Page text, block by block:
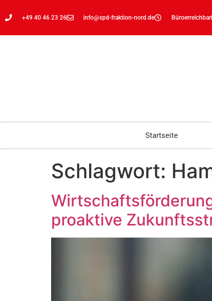
+49 40 46 23 26 info@spd-fraktion-nord.de
Startseite
Schlagwort:
proaktive